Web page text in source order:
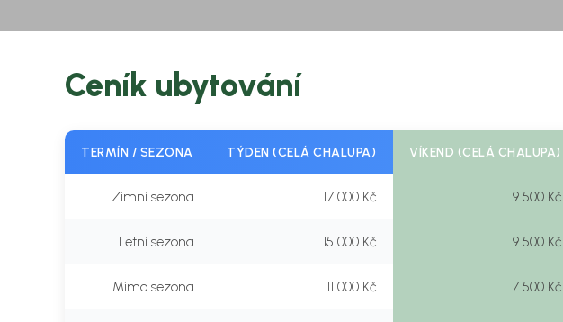
Ceník ubytování
TERMÍN / SEZONA TÝDEN (CELÁ CHALUPA) VÍKEND (CELÁ CHALUPA)
Zimní sezona 17 000 Kč 9 500 Kč
Letní sezona 15 000 Kč 9 500 Kč
Mimo sezona 11 000 Kč 7 500 Kč